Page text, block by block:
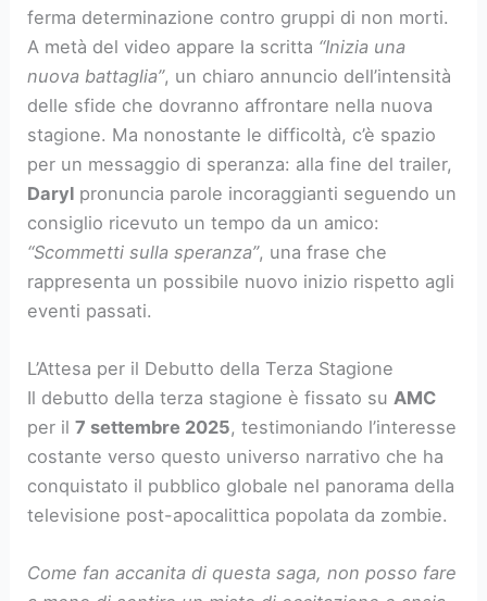
ferma determinazione contro gruppi di non morti.
A metà del video appare la scritta “Inizia una
nuova battaglia”, un chiaro annuncio dell’intensità
delle sfide che dovranno affrontare nella nuova
stagione. Ma nonostante le difficoltà, c’è spazio
per un messaggio di speranza: alla fine del trailer,
Daryl pronuncia parole incoraggianti seguendo un
consiglio ricevuto un tempo da un amico:
“Scommetti sulla speranza”, una frase che
rappresenta un possibile nuovo inizio rispetto agli
eventi passati.
L’Attesa per il Debutto della Terza Stagione
Il debutto della terza stagione è fissato suAMC
per il7 settembre 2025, testimoniando l’interesse
costante verso questo universo narrativo che ha
conquistato il pubblico globale nel panorama della
televisione post-apocalittica popolata da zombie.
Come fan accanita di questa saga, non posso fare